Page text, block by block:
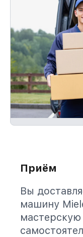
Приём
Вы
машину